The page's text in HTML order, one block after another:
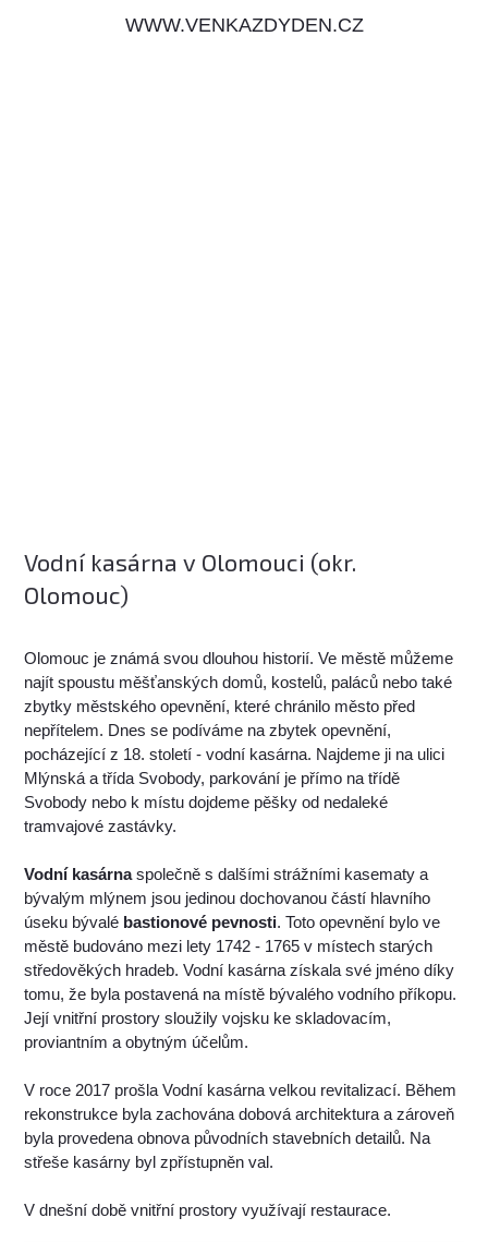
WWW.VENKAZDYDEN.CZ
Vodní kasárna v Olomouci (okr.
Olomouc)
Olomouc je známá svou dlouhou historií. Ve městě můžeme
najít spoustu měšťanských domů, kostelů, paláců nebo také
zbytky městského opevnění, které chránilo město před
nepřítelem. Dnes se podíváme na zbytek opevnění,
pocházející z 18. století - vodní kasárna. Najdeme ji na ulici
Mlýnská a třída Svobody, parkování je přímo na třídě
Svobody nebo k místu dojdeme pěšky od nedaleké
tramvajové zastávky.
Vodní kasárnaspolečně s dalšími strážními kasematy a
bývalým mlýnem jsou jedinou dochovanou částí hlavního
úseku bývalé bastionové pevnosti. Toto opevnění bylo ve
městě budováno mezi lety 1742 - 1765 v místech starých
středověkých hradeb. Vodní kasárna získala své jméno díky
tomu, že byla postavená na místě bývalého vodního příkopu.
Její vnitřní prostory sloužily vojsku ke skladovacím,
proviantním a obytným účelům.
V roce 2017 prošla Vodní kasárna velkou revitalizací. Během
rekonstrukce byla zachována dobová architektura a zároveň
byla provedena obnova původních stavebních detailů. Na
střeše kasárny byl zpřístupněn val.
V dnešní době vnitřní prostory využívají restaurace.